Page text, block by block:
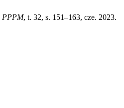
PPPM, t. 32, s. 151–163, cze. 2023.